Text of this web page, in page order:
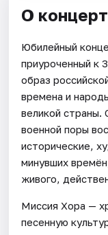
О
Юбилейный
приуроченный к
образ
времена и
великой страны.
военной поры
исторические,
минувших
живого,
Миссия Хора —
песенную